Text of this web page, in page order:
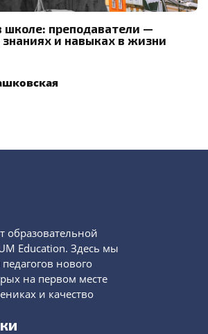
школе: преподаватели —
и навыках в жизни
образовательной
Education. Здесь мы
нового
на первом месте
и качество